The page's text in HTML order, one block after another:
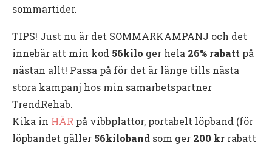
sommartider.
TIPS! Just nu är det SOMMARKAMPANJ och det
innebär att min kod 56kilo ger hela 26% rabatt på
nästan allt! Passa på för det är länge tills nästa
stora kampanj hos min samarbetspartner
TrendRehab.
Kika in HÄR på vibbplattor, portabelt löpband (för
löpbandet gäller 56kiloband som ger 200 kr rabatt